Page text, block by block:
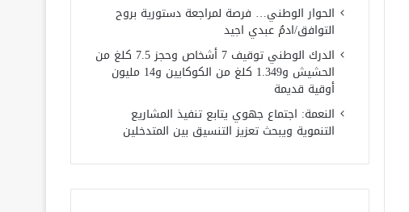
الحوار الوطني… فرصة لمراجعة دستورية بروح
التوافق/ادمُ عبدي اجيد
الدرك الوطني توقيف 7 أشخاص وحجز 7.5 كلغ من
الحشيش و1.349 كلغ من الكوكايين و14 مليون
أوقية قديمة
النعمة: اجتماع جهوي يتابع تنفيذ المشاريع
التنموية ويبحث تعزيز التنسيق بين المتدخلين